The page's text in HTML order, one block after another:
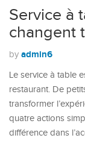
Service à
changent
by admin6
Le service à table
restaurant. De
transformer
quatre actions
différence dans